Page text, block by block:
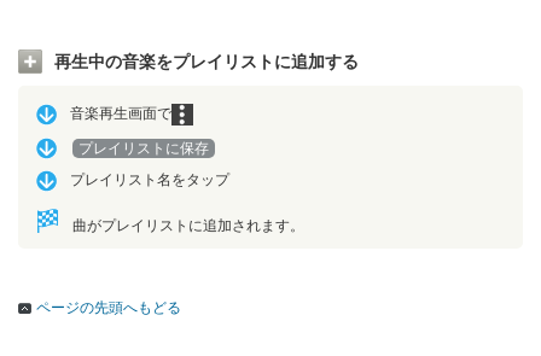
再生中の音楽をプレイリストに追加する
音楽再生画面で
プレイリストに保存
プレイリスト名をタップ
曲がプレイリストに追加されます。
ページの先頭へもどる